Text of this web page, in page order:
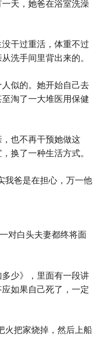
天，她爸在浴室洗澡
干过重活，体重不过
洗手间里背出来的。
似的。她开始自己去
淘了一大堆医用保健
也不再干预她做这
换了一种生活方式。
我爸是在担心，万一他
对白头夫妻都终将面
少》，里面有一段讲
如果自己死了，一定
火把家烧掉，然后上船